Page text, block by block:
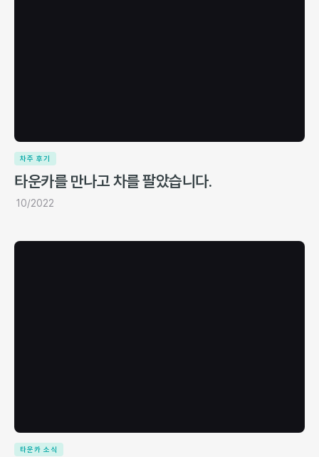
차주 후기
타운카를 만나고 차를 팔았습니다.
10/2022
타운카 소식